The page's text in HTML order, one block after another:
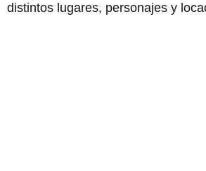
distintos lugares, personajes y